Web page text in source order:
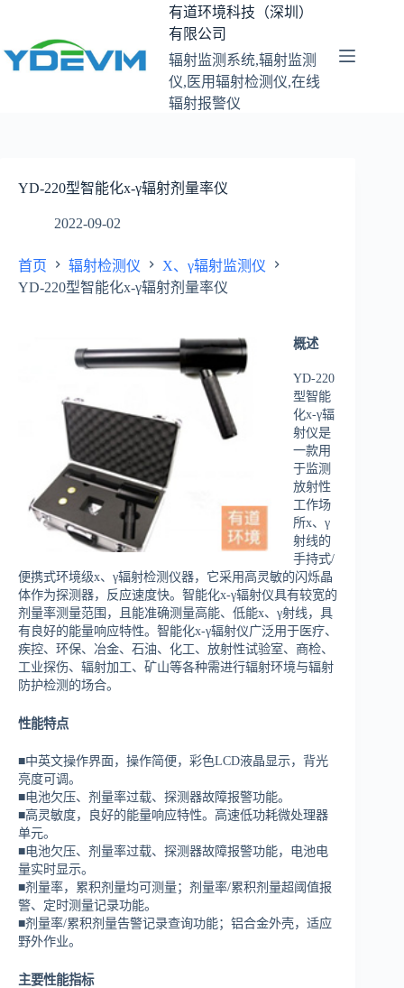
内
容
有道环境科技（深圳）
有限公司
辐射监测系统,辐射监测
仪,医用辐射检测仪,在线
辐射报警仪
YD-220型智能化х-γ辐射剂量率仪
2022-09-02
首页 辐射检测仪
X、γ辐射监测仪
YD-220型智能化х-γ辐射剂量率仪
概述
YD-220
型智能
化х-γ辐
射仪是
一款用
于监测
放射性
工作场
所x、γ
射线的
手持式/
便携式环境级x、γ辐射检测仪器，它采用高灵敏的闪烁晶
体作为探测器，反应速度快。智能化х-γ辐射仪具有较宽的
剂量率测量范围，且能准确测量高能、低能x、γ射线，具
有良好的能量响应特性。智能化х-γ辐射仪广泛用于医疗、
疾控、环保、冶金、石油、化工、放射性试验室、商检、
工业探伤、辐射加工、矿山等各种需进行辐射环境与辐射
防护检测的场合。
性能特点
■中英文操作界面，操作简便，彩色LCD液晶显示，背光
亮度可调。
■电池欠压、剂量率过载、探测器故障报警功能。
■高灵敏度，良好的能量响应特性。高速低功耗微处理器
单元。
■电池欠压、剂量率过载、探测器故障报警功能，电池电
量实时显示。
■剂量率，累积剂量均可测量；剂量率/累积剂量超阈值报
警、定时测量记录功能。
■剂量率/累积剂量告警记录查询功能；铝合金外壳，适应
野外作业。
主要性能指标